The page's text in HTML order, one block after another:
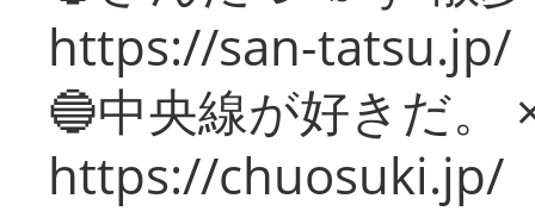
https://san-tatsu.jp/
🔵中央線が好きだ。
https://chuosuki.jp/